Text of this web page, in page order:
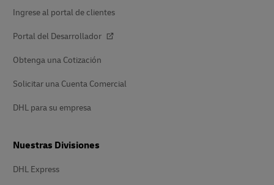
Ingrese al portal de clientes
Portal del Desarrollador
Obtenga una Cotización
Solicitar una Cuenta Comercial
DHL para su empresa
Nuestras Divisiones
DHL Express